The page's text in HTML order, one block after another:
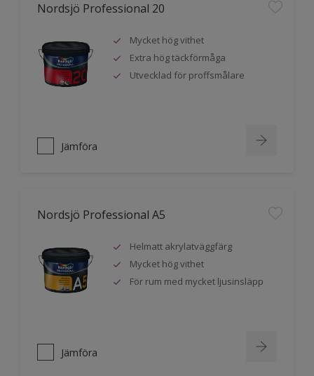
Nordsjö Professional 20
Mycket hög vithet
Extra hög täckförmåga
Utvecklad för proffsmålare
Jämföra
Nordsjö Professional A5
Helmatt akrylatväggfärg
Mycket hög vithet
För rum med mycket ljusinsläpp
Jämföra